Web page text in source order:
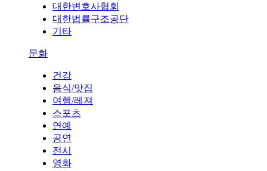
대한변호사협회
대한법률구조공단
기타
문화
건강
음식/맛집
여행/레져
스포츠
연예
공연
전시
영화